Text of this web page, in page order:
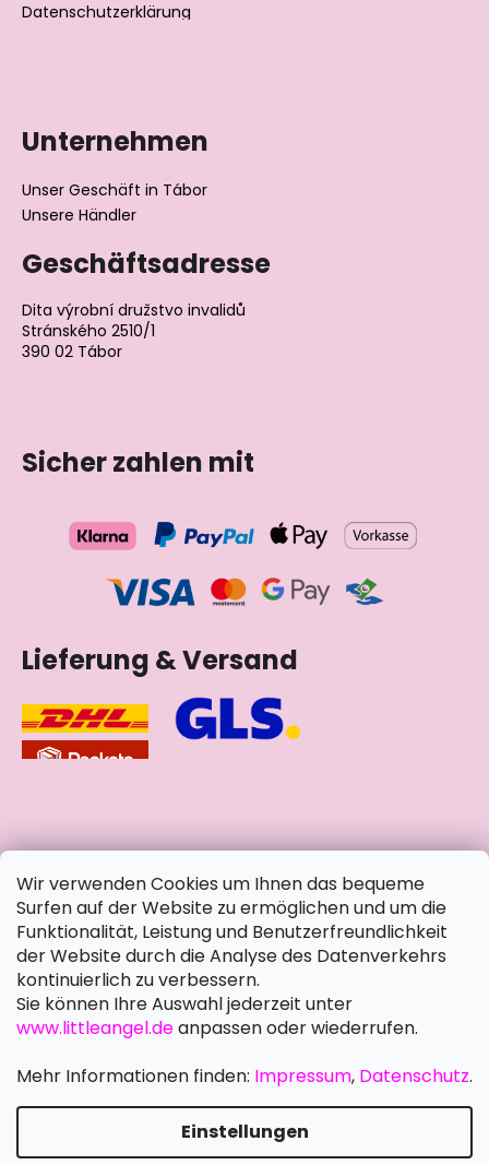
Wir verwenden Cookies um Ihnen das bequeme
Surfen auf der Website zu ermöglichen und um die
Funktionalität, Leistung und Benutzerfreundlichkeit
der Website durch die Analyse des Datenverkehrs
kontinuierlich zu verbessern.
Sie können Ihre Auswahl jederzeit unter
www.littleangel.deanpassen oder wiederrufen.
Mehr Informationen finden: Impressum, Datenschutz.
Einstellungen
Datenschutzerklärung
Unternehmen
Unser Geschäft in Tábor
Unsere Händler
Geschäftsadresse
Dita výrobní družstvo invalidů
Stránského 2510/1
390 02 Tábor
Sicher zahlen mit
Lieferung & Versand
soziale Netzwerke
Erstellt von Shoptet Premium